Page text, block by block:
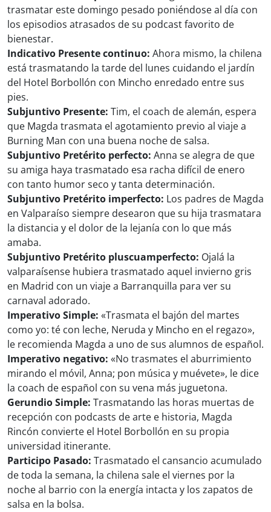
trasmatar este domingo pesado poniéndose al día con
los episodios atrasados de su podcast favorito de
bienestar.
Indicativo Presente continuo: Ahora mismo, la chilena
está trasmatando la tarde del lunes cuidando el jardín
del Hotel Borbollón con Mincho enredado entre sus
pies.
Subjuntivo Presente: Tim, el coach de alemán, espera
que Magda trasmata el agotamiento previo al viaje a
Burning Man con una buena noche de salsa.
Subjuntivo Pretérito perfecto: Anna se alegra de que
su amiga haya trasmatado esa racha difícil de enero
con tanto humor seco y tanta determinación.
Subjuntivo Pretérito imperfecto: Los padres de Magda
en Valparaíso siempre desearon que su hija trasmatara
la distancia y el dolor de la lejanía con lo que más
amaba.
Subjuntivo Pretérito pluscuamperfecto: Ojalá la
valparaísense hubiera trasmatado aquel invierno gris
en Madrid con un viaje a Barranquilla para ver su
carnaval adorado.
Imperativo Simple: «Trasmata el bajón del martes
como yo: té con leche, Neruda y Mincho en el regazo»,
le recomienda Magda a uno de sus alumnos de español.
Imperativo negativo: «No trasmates el aburrimiento
mirando el móvil, Anna; pon música y muévete», le dice
la coach de español con su vena más juguetona.
Gerundio Simple: Trasmatando las horas muertas de
recepción con podcasts de arte e historia, Magda
Rincón convierte el Hotel Borbollón en su propia
universidad itinerante.
Participo Pasado: Trasmatado el cansancio acumulado
de toda la semana, la chilena sale el viernes por la
noche al barrio con la energía intacta y los zapatos de
salsa en la bolsa.